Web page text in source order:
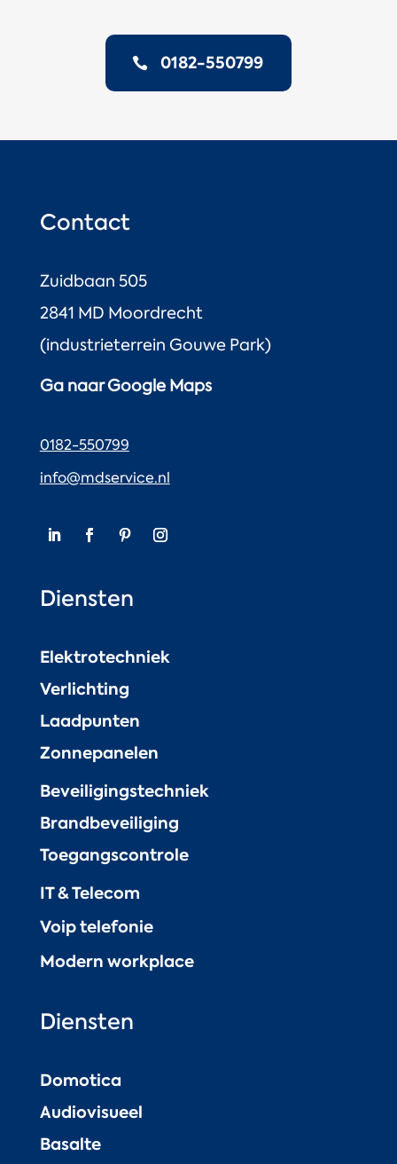
0182-550799
Contact
Zuidbaan 505
2841 MD Moordrecht
(industrieterrein Gouwe Park)
Ga naar Google Maps
0182-550799
info@mdservice.nl
Diensten
Elektrotechniek
Verlichting
Laadpunten
Zonnepanelen
Beveiligingstechniek
Brandbeveiliging
Toegangscontrole
IT & Telecom
Voip telefonie
Modern workplace
Diensten
Domotica
Audiovisueel
Basalte